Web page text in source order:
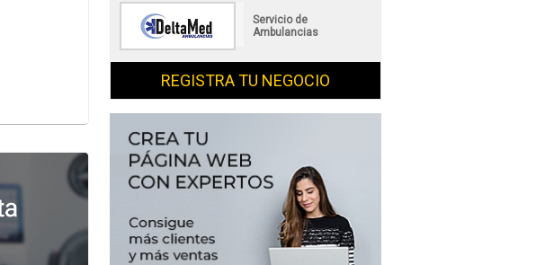
Servicio de
Ambulancias
REGISTRA TU NEGOCIO